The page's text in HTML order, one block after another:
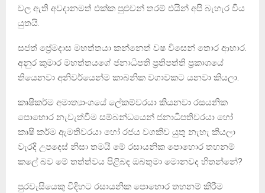
වල ඇති අවදානමත් එක්ක පුළුවන් තරම් එයින් අපි බැහැර විය
යුතයි.
සජත් ප්‍රේමදාස මහත්තයා කන්නෙත් වෂ විසෙන් තොර ආහාර.
අනුර කුමාර මහත්තයගේ ජනාධිපති ප්‍රතිපත්ති ප්‍රකාශයේ
තියෙනවා අනිවර්යෙන්ම කාබනික වගාවකට යනවා කියලා.
කෘෂිකර්ම අමාත්‍යාංශයේ ලේකම්වරයා කියනවා රසයනික
පොහොර නැවැත්වීම සම්බන්ධයෙන් ජනාධිපතිවරයා හෝ
කෘෂි කර්ම ඇමතිවරයා හෝ රජය වගකිව යුතු නැහැ කියලා
වැරදි උපදෙස් නිසා තමයි මේ රසායනික පොහොර තහනම්
කලේ බව මේ තත්ත්වය පිළිබඳ ඔබතුමා මොනවද හිතන්නේ?
පුරවැසියෙකු විදිහට රසායනික පොහොර තහනම් කිරීම